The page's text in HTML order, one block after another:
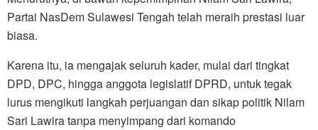
Partai NasDem Sulawesi Tengah telah meraih prestasi luar
biasa.
Karena itu, ia mengajak seluruh kader, mulai dari tingkat
DPD, DPC, hingga anggota legislatif DPRD, untuk tegak
lurus mengikuti langkah perjuangan dan sikap politik Nilam
Sari Lawira tanpa menyimpang dari komando